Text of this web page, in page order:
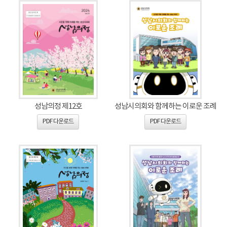
성남의정 제12호
PDF 다운로드
성남시의회와 함께하는 이로운 조례
PDF 다운로드